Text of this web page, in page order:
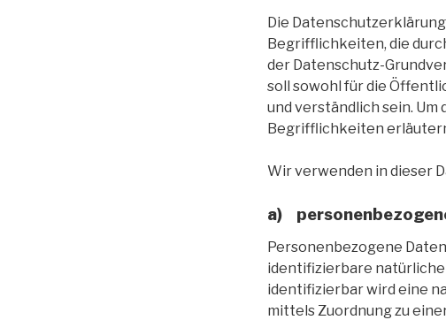
Die
Begrifflichkeiten, die
der Datenschutz-
soll sowohl für die
und verständlich sein.
Begrifflichkeiten
Wir verwenden in dieser
a)
Personenbezogene
identifizierbare natürliche
identifizierbar wird eine
mittels Zuordnung zu